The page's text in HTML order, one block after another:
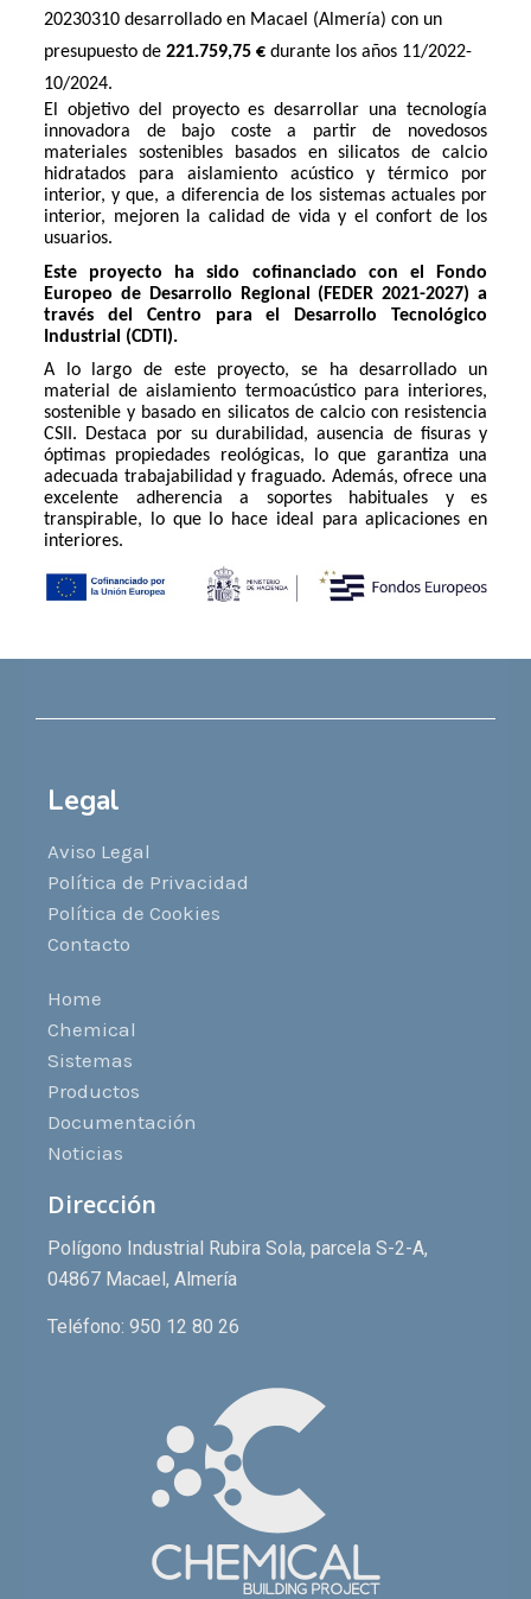
20230310 desarrollado en Macael (Almería) con un
presupuesto de 221.759,75 € durante los años 11/2022-
10/2024.
El objetivo del proyecto es desarrollar una tecnología
innovadora de bajo coste a partir de novedosos
materiales sostenibles basados en silicatos de calcio
hidratados para aislamiento acústico y térmico por
interior, y que, a diferencia de los sistemas actuales por
interior, mejoren la calidad de vida y el confort de los
usuarios.
Este proyecto ha sido cofinanciado con el Fondo
Europeo de Desarrollo Regional (FEDER 2021-2027) a
través del Centro para el Desarrollo Tecnológico
Industrial (CDTI).
A lo largo de este proyecto, se ha desarrollado un
material de aislamiento termoacústico para interiores,
sostenible y basado en silicatos de calcio con resistencia
CSII. Destaca por su durabilidad, ausencia de fisuras y
óptimas propiedades reológicas, lo que garantiza una
adecuada trabajabilidad y fraguado. Además, ofrece una
excelente adherencia a soportes habituales y es
transpirable, lo que lo hace ideal para aplicaciones en
interiores.
Legal
Aviso Legal
Política de Privacidad
Política de Cookies
Contacto
Home
Chemical
Sistemas
Productos
Documentación
Noticias
Dirección
Polígono Industrial Rubira Sola, parcela S-2-A,
04867 Macael, Almería
Teléfono: 950 12 80 26